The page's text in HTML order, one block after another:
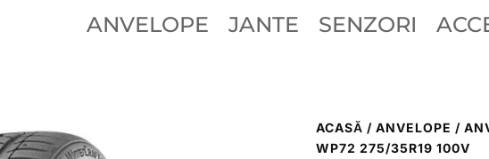
ANVELOPE JANTE SENZORI
ACASĂ / ANVELOPE /
WP72 275/35R19 100V